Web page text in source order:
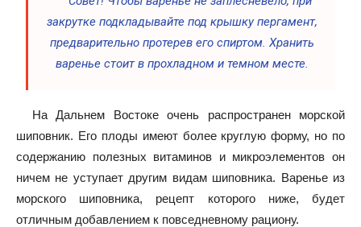
закрутке подкладывайте под крышку пергамент,
предварительно протерев его спиртом. Хранить
варенье стоит в прохладном и темном месте.
На Дальнем Востоке очень распространен морской
шиповник. Его плоды имеют более круглую форму, но по
содержанию полезных витаминов и микроэлементов он
ничем не уступает другим видам шиповника. Варенье из
морского шиповника, рецепт которого ниже, будет
отличным добавлением к повседневному рациону.